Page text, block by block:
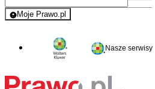
Moje Prawo.pl
- rejestracja i logowanie do serwisu
Nasze serwisy